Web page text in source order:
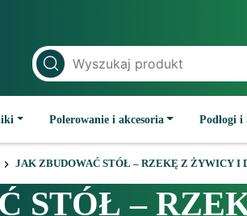
Polerowanie i akcesoria Podłogi i
JAK ZBUDOWAĆ STÓŁ – RZEKĘ Z ŻYWICY I
STÓŁ –